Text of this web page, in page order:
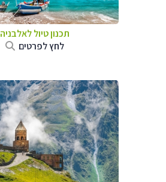
תכנון טיול לאלבניה
לחץ לפרטים